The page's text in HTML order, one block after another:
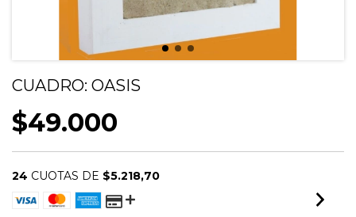
CUADRO: OASIS
$49.000
24 CUOTAS DE $5.218,70